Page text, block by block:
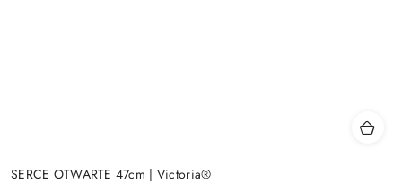
SERCE OTWARTE 47cm | Victoria®